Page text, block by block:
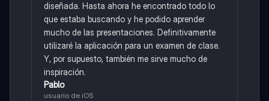
diseñada. Hasta ahora he encontrado todo lo
que estaba buscando y he podido aprender
mucho de las presentaciones. Definitivamente
utilizaré la aplicación para un examen de clase.
Y, por supuesto, también me sirve mucho de
inspiración.
Pablo
usuario de iOS